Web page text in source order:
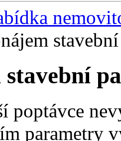
poptávce
parametry